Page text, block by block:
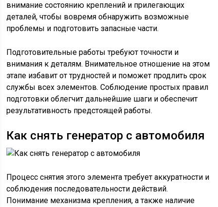
внимание состоянию креплений и прилегающих
деталей, чтобы вовремя обнаружить возможные
проблемы и подготовить запасные части.
Подготовительные работы требуют точности и
внимания к деталям. Внимательное отношение на этом
этапе избавит от трудностей и поможет продлить срок
службы всех элементов. Соблюдение простых правил
подготовки облегчит дальнейшие шаги и обеспечит
результативность предстоящей работы.
Как снять генератор с автомобиля
Процесс снятия этого элемента требует аккуратности и
соблюдения последовательности действий.
Понимание механизма крепления, а также наличие